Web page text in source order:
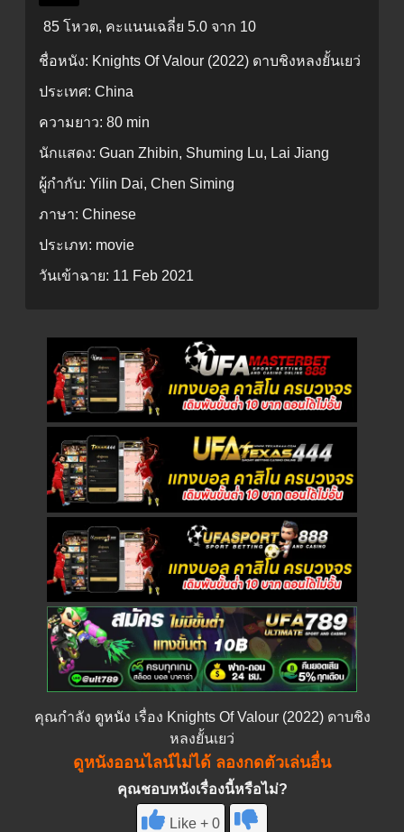
85 โหวต, คะแนนเฉลี่ย 5.0 จาก 10
ชื่อหนัง: Knights Of Valour (2022) ดาบชิงหลงยั้นเยว่
ประเทศ: China
ความยาว: 80 min
นักแสดง: Guan Zhibin, Shuming Lu, Lai Jiang
ผู้กำกับ: Yilin Dai, Chen Siming
ภาษา: Chinese
ประเภท: movie
วันเข้าฉาย: 11 Feb 2021
คุณกำลัง ดูหนัง เรื่อง Knights Of Valour (2022) ดาบชิง
หลงยั้นเยว่
ดูหนังออนไลน์ไม่ได้ ลองกดตัวเล่นอื่น
คุณชอบหนังเรื่องนี้หรือไม่?
Like + 0